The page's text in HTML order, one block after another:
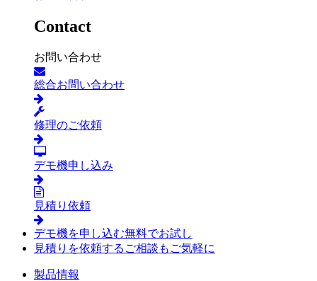
Contact
お問い合わせ
総合お問い合わせ
修理のご依頼
デモ機申し込み
見積り依頼
デモ機を申し込む無料でお試し
見積りを依頼する ご相談もご気軽に
製品情報